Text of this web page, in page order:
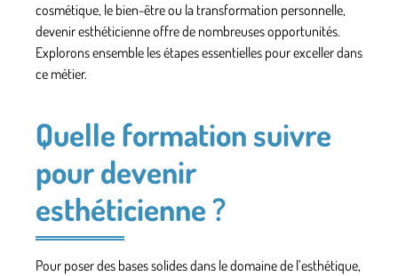
cosmétique, le bien-être ou la transformation personnelle,
devenir esthéticienne offre de nombreuses opportunités.
Explorons ensemble les étapes essentielles pour exceller dans
ce métier.
Quelle formation suivre
pour devenir
esthéticienne ?
Pour poser des bases solides dans le domaine de l’esthétique,